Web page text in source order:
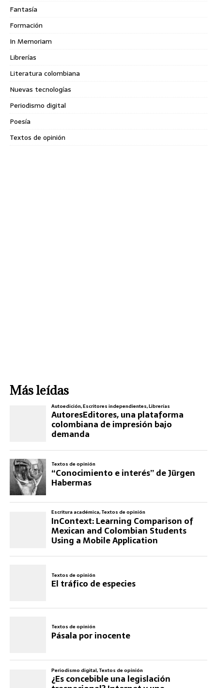
Fantasía
Formación
In Memoriam
Librerías
Literatura colombiana
Nuevas tecnologías
Periodismo digital
Poesía
Textos de opinión
Más leídas